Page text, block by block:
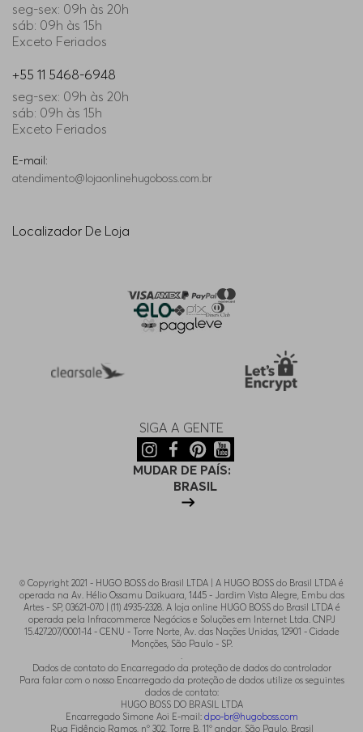
seg-sex: 09h às 20h
sáb: 09h às 15h
Exceto Feriados
+55 11 5468-6948
seg-sex: 09h às 20h
sáb: 09h às 15h
Exceto Feriados
E-mail:
atendimento@lojaonlinehugoboss.com.br
Localizador De Loja
SIGA A GENTE
MUDAR DE PAÍS:
BRASIL
© Copyright 2021 - HUGO BOSS do Brasil LTDA | A HUGO BOSS do Brasil LTDA é
operada na Av. Hélio Ossamu Daikuara, 1445 - Jardim Vista Alegre, Embu das
Artes - SP, 03621-070 | (11) 4935-2328. A loja online HUGO BOSS do Brasil LTDA é
operada pela Infracommerce Negócios e Soluções em Internet Ltda. CNPJ
15.427.207/0001-14 - CENU - Torre Norte, Av. das Nações Unidas, 12901 - Cidade
Monções, São Paulo - SP.
.
Dados de contato do Encarregado da proteção de dados do controlador
Para falar com o nosso Encarregado da proteção de dados utilize os seguintes
dados de contato:
HUGO BOSS DO BRASIL LTDA
Encarregado Simone Aoi E-mail: dpo-br@hugoboss.com
Rua Fidêncio Ramos, n° 302, Torre B, 11° andar, São Paulo, Brasil